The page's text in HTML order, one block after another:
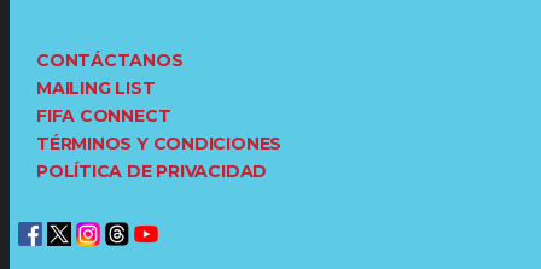
CONTÁCTANOS
MAILING LIST
FIFA CONNECT
TÉRMINOS Y CONDICIONES
POLÍTICA DE PRIVACIDAD